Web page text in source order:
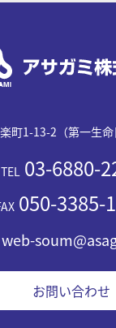
町1-13-2（第一生命
TEL 03-6880-
050-3385-
web-
お問い合わせ